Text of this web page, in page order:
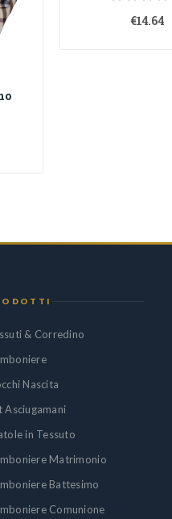
€14.64
& Corredino
Nascita
Asciugamani
in Tessuto
Matrimonio
Battesimo
Comunione